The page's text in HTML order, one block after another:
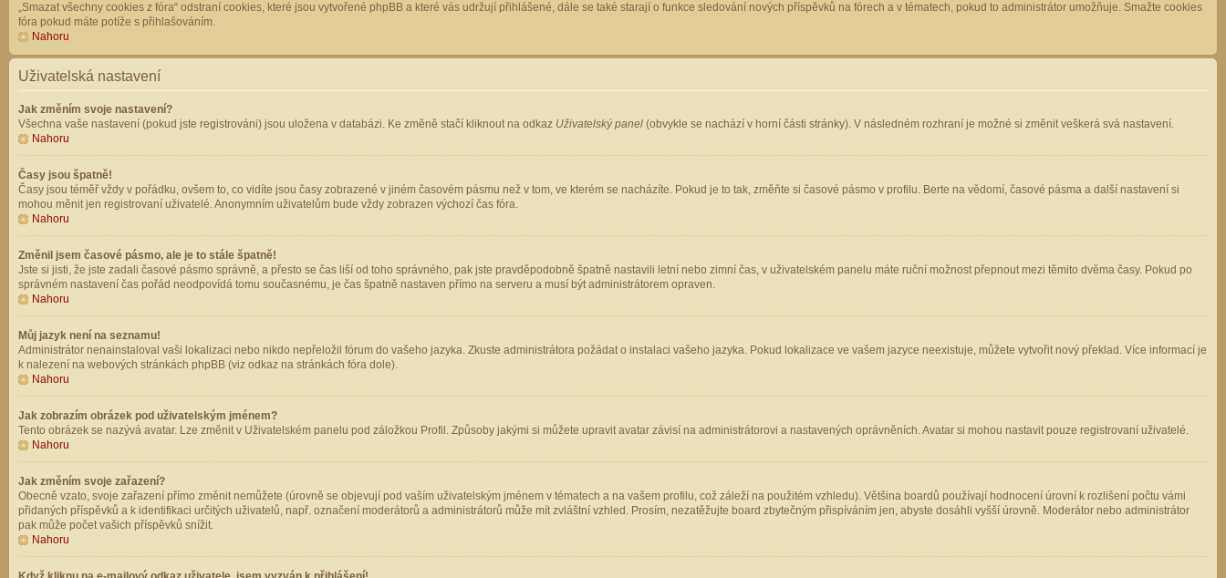
„Smazat všechny cookies z fóra“ odstraní cookies, které jsou vytvořené phpBB a které vás udržují přihlášené, dále se také starají o funkce sledování nových příspěvků na fórech a v tématech, pokud to administrátor umožňuje. Smažte cookies
fóra pokud máte potíže s přihlašováním.
Nahoru
Uživatelská nastavení
Jak změním svoje nastavení?
Všechna vaše nastavení (pokud jste registrováni) jsou uložena v databázi. Ke změně stačí kliknout na odkaz Uživatelský panel (obvykle se nachází v horní části stránky). V následném rozhraní je možné si změnit veškerá svá nastavení.
Nahoru
Časy jsou špatně!
Časy jsou téměř vždy v pořádku, ovšem to, co vidíte jsou časy zobrazené v jiném časovém pásmu než v tom, ve kterém se nacházíte. Pokud je to tak, změňte si časové pásmo v profilu. Berte na vědomí, časové pásma a další nastavení si
mohou měnit jen registrovaní uživatelé. Anonymním uživatelům bude vždy zobrazen výchozí čas fóra.
Nahoru
Změnil jsem časové pásmo, ale je to stále špatně!
Jste si jisti, že jste zadali časové pásmo správně, a přesto se čas liší od toho správného, pak jste pravděpodobně špatně nastavili letní nebo zimní čas, v uživatelském panelu máte ruční možnost přepnout mezi těmito dvěma časy. Pokud po
správném nastavení čas pořád neodpovídá tomu současnému, je čas špatně nastaven přímo na serveru a musí být administrátorem opraven.
Nahoru
Můj jazyk není na seznamu!
Administrátor nenainstaloval vaši lokalizaci nebo nikdo nepřeložil fórum do vašeho jazyka. Zkuste administrátora požádat o instalaci vašeho jazyka. Pokud lokalizace ve vašem jazyce neexistuje, můžete vytvořit nový překlad. Více informací je
k nalezení na webových stránkách phpBB (viz odkaz na stránkách fóra dole).
Nahoru
Jak zobrazím obrázek pod uživatelským jménem?
Tento obrázek se nazývá avatar. Lze změnit v Uživatelském panelu pod záložkou Profil. Způsoby jakými si můžete upravit avatar závisí na administrátorovi a nastavených oprávněních. Avatar si mohou nastavit pouze registrovaní uživatelé.
Nahoru
Jak změním svoje zařazení?
Obecně vzato, svoje zařazení přímo změnit nemůžete (úrovně se objevují pod vaším uživatelským jménem v tématech a na vašem profilu, což záleží na použitém vzhledu). Většina boardů používají hodnocení úrovní k rozlišení počtu vámi
přidaných příspěvků a k identifikaci určitých uživatelů, např. označení moderátorů a administrátorů může mít zvláštní vzhled. Prosím, nezatěžujte board zbytečným přispíváním jen, abyste dosáhli vyšší úrovně. Moderátor nebo administrátor
pak může počet vašich příspěvků snížit.
Nahoru